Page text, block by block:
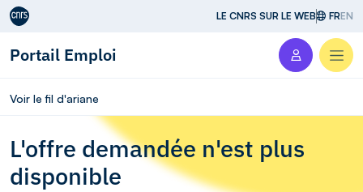
Aller au contenu LE CNRS SUR LE WEB FREN
Portail Emploi
Voir le fil d'ariane
L'offre demandée n'est plus
disponible